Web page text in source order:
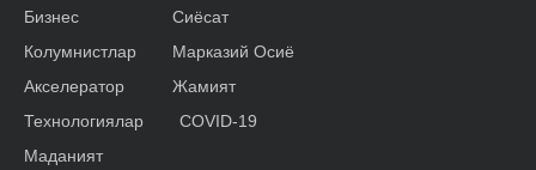
Бизнес
Колумнистлар
Акселератор
Сиёсат
Марказий Осиё
Жамият
Технологиялар
Маданият
COVID-19